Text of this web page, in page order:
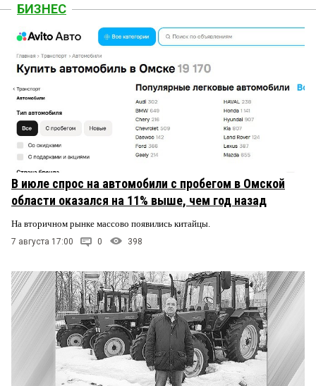
БИЗНЕС
В июле спрос на автомобили с пробегом в Омской
области оказался на 11% выше, чем год назад
На вторичном рынке массово появились китайцы.
7 августа 17:00 0 398